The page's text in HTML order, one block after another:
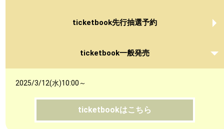
ticketbook先行抽選予約
ticketbook一般発売
2025/3/12(水)10:00～
ticketbookはこちら